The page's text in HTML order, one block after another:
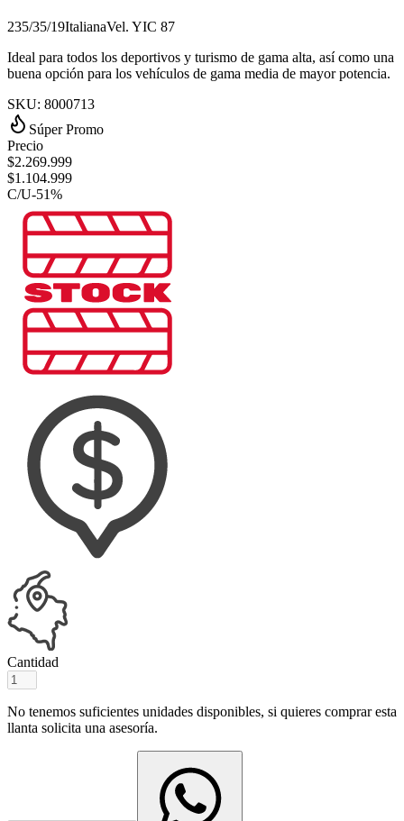
235/35/19ItalianaVel. YIC 87
Ideal para todos los deportivos y turismo de gama alta, así como una
buena opción para los vehículos de gama media de mayor potencia.
SKU: 8000713
Súper Promo
Precio
$2.269.999
$1.104.999
C/U-51%
Cantidad
No tenemos suficientes unidades disponibles, si quieres comprar esta
llanta solicita una asesoría.